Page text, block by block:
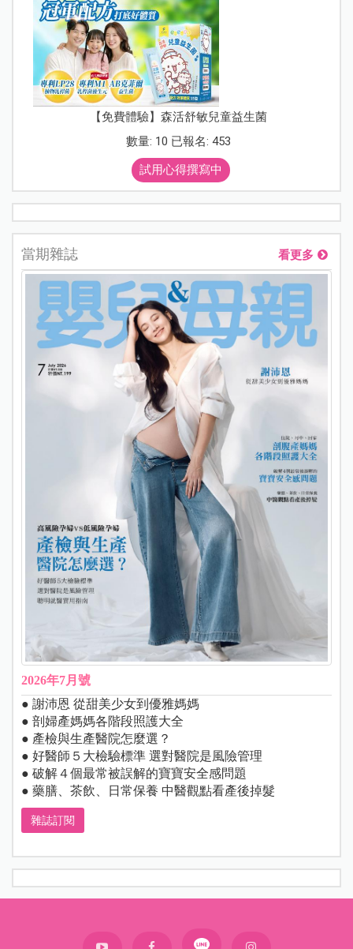
【免費體驗】森活舒敏兒童益生菌
數量: 10 已報名: 453
試用心得撰寫中
當期雜誌 看更多
2026年7月號
● 謝沛恩 從甜美少女到優雅媽媽
● 剖婦產媽媽各階段照護大全
● 產檢與生產醫院怎麼選？
● 好醫師５大檢驗標準 選對醫院是風險管理
● 破解４個最常被誤解的寶寶安全感問題
● 藥膳、茶飲、日常保養 中醫觀點看產後掉髮
雜誌訂閱